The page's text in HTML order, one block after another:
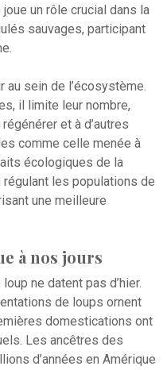
un rôle crucial dans la
sauvages, participant
au sein de l’écosystème.
il limite leur nombre,
et à d’autres
comme celle menée à
écologiques de la
les populations de
une meilleure
à nos jours
ne datent pas d’hier.
de loups ornent
domestications ont
Les ancêtres des
d’années en Amérique